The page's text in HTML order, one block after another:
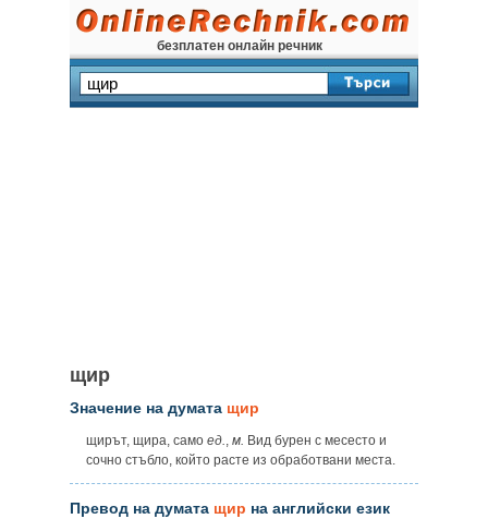
безплатен онлайн речник
щир
Значение на думата щир
щирът, щира, само ед., м. Вид бурен с месесто и
сочно стъбло, който расте из обработвани места.
Превод на думата щир на английски език